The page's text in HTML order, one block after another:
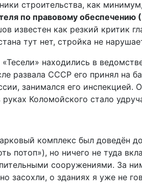
строительства, как
по правовому обеспечению
известен как резкий критик
тут нет, стройка не
находились в
развала СССР его принял на
занимался его инспекцией.
Коломойского стало
комплекс был доведён
потоп»), но ничего не туда
сооружениями. За
засохли, о зданиях я уже не